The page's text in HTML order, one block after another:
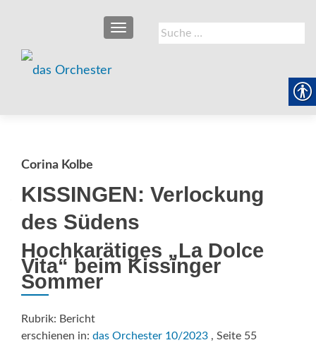
Suche
nach:
SCHALTE NAVIGATION
Corina Kolbe
KISSINGEN: Verlockung
des Südens
Hochkarätiges „La Dolce
Vita“ beim Kissinger
Sommer
Rubrik: Bericht
erschienen in: das Orchester 10/2023 , Seite 55